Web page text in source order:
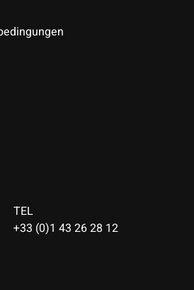
TEL
+33 (0)1 43 26 28 12